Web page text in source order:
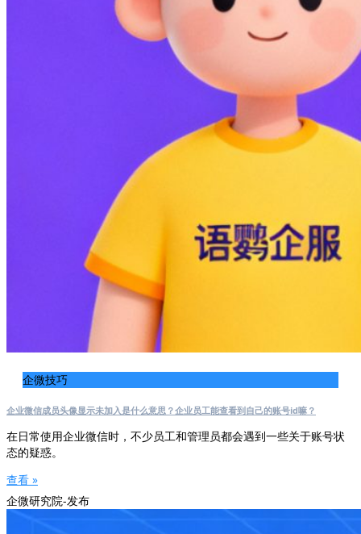
企微技巧
企业微信成员头像显示未加入是什么意思？企业员工能查看到自己的账号id嘛？
在日常使用企业微信时，不少员工和管理员都会遇到一些关于账号状
态的疑惑。
查看 »
企微研究院-发布